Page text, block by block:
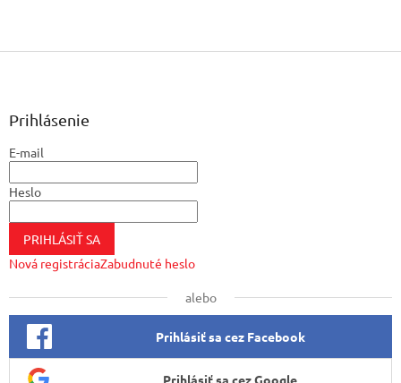
Z
Prihlásenie
E-mail
Heslo
PRIHLÁSIŤ SA
Nová registráciaZabudnuté heslo
alebo
Prihlásiť sa cez Facebook
Prihlásiť sa cez Google